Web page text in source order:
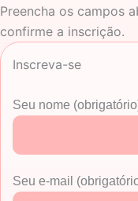
Preencha os campos
confirme a inscrição.
Inscreva-se
Seu nome
Seu e-mail